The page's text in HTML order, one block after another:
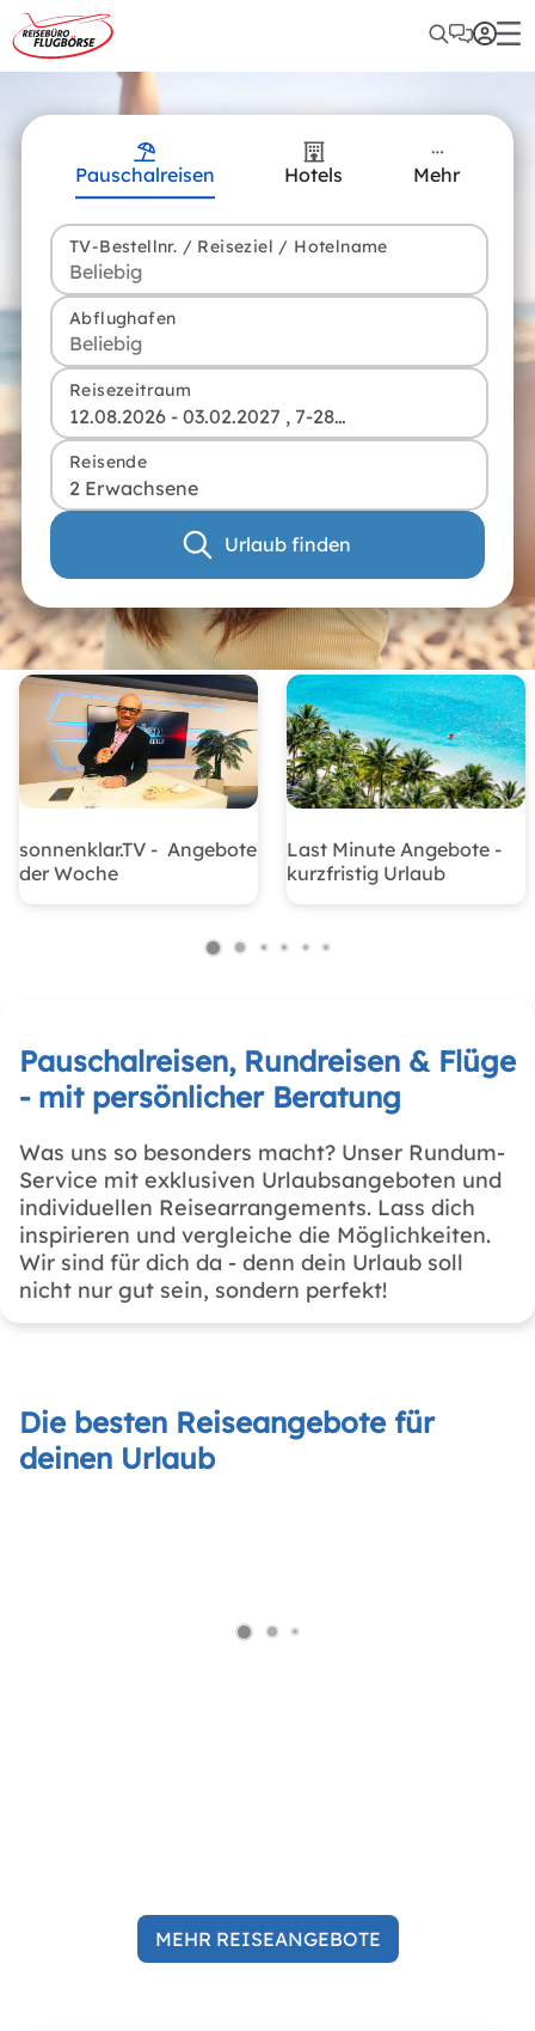
Pauschalreisen Hotels Mehr
TV-Bestellnr. / Reiseziel / Hotelname
Abflughafen
Reisezeitraum
12.08.2026 - 03.02.2027 , 7-28 Tage
Reisende
2 Erwachsene
Urlaub finden
sonnenklar.TV - Angebote
der Woche
Last Minute Angebote -
kurzfristig Urlaub
Pauschalreisen, Rundreisen & Flüge
- mit persönlicher Beratung
Was uns so besonders macht? Unser Rundum-
Service mit exklusiven Urlaubsangeboten und
individuellen Reisearrangements. Lass dich
inspirieren und vergleiche die Möglichkeiten.
Wir sind für dich da - denn dein Urlaub soll
nicht nur gut sein, sondern perfekt!
Die besten Reiseangebote für
deinen Urlaub
MEHR REISEANGEBOTE